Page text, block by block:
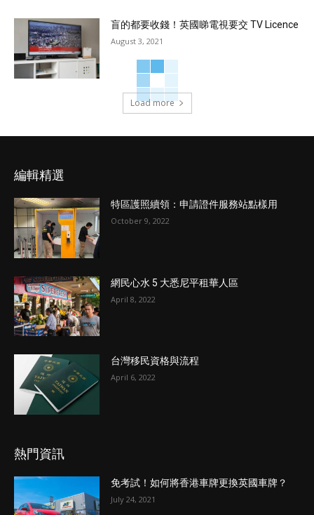
盲的都要收錢！英國睇電視要交 TV Licence
August 3, 2021
Load more
編輯精選
特區護照續領：申請證件服務站點樣用
October 9, 2022
網民心水 5 大悉尼平租華人區
April 8, 2022
台灣移民資格與流程
April 6, 2022
熱門資訊
免考試！如何將香港車牌更換英國車牌？
July 24, 2021